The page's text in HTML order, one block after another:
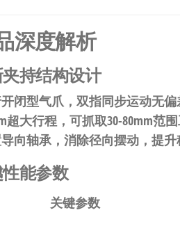
深度解析​
持结构设计​
闭型气爪​ ，双指同步运动无
超大行程​ ，可抓取30-80mm范
向轴承​，消除径向摆动，提
能参数​
关键参数